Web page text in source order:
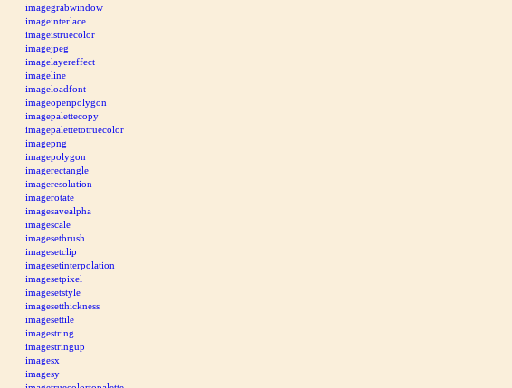
imagegrabwindow
imageinterlace
imageistruecolor
imagejpeg
imagelayereffect
imageline
imageloadfont
imageopenpolygon
imagepalettecopy
imagepalettetotruecolor
imagepng
imagepolygon
imagerectangle
imageresolution
imagerotate
imagesavealpha
imagescale
imagesetbrush
imagesetclip
imagesetinterpolation
imagesetpixel
imagesetstyle
imagesetthickness
imagesettile
imagestring
imagestringup
imagesx
imagesy